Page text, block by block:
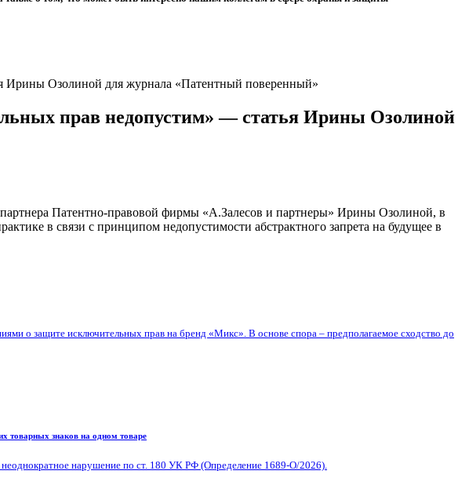
Ирины Озолиной для журнала «Патентный поверенный»
прав недопустим» — статья Ирины Озолиной
Патентно-правовой фирмы «А.Залесов и партнеры» Ирины Озолиной, в
в связи с принципом недопустимости абстрактного запрета на будущее в
о защите исключительных прав на бренд «Микс». В основе спора – предполагаемое сходство до
товарных знаков на одном товаре
нарушение по ст. 180 УК РФ (Определение 1689-О/2026).